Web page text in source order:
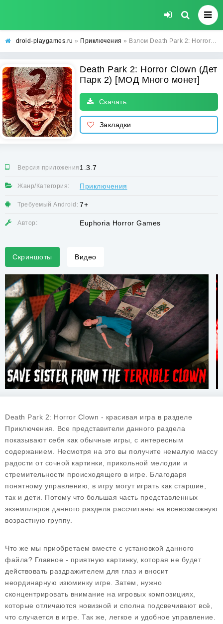
droid-playgames.ru » Приключения » Взлом Death Park 2: Horror Clown (Дет Парк 2) [МОД Много монет] - стабильная версия apk на Андроид
Death Park 2: Horror Clown (Дет
Парк 2) [МОД Много монет]
Скачать
Закладки
Версия приложения:1.3.7
Жанр/Категория: Приключения
Требуемый Android: 7+
Автор: Euphoria Horror Games
Скриншоты Видео
Death Park 2: Horror Clown - красивая игра в разделе
Приключения. Все представители данного раздела
показывают себя как обычные игры, с интересным
содержанием. Несмотря на это вы получите немалую массу
радости от сочной картинки, прикольной мелодии и
стремительности происходящего в игре. Благодаря
понятному управлению, в игру могут играть как старшие,
так и дети. Потому что большая часть представленных
экземпляров данного раздела рассчитаны на всевозможную
возрастную группу.
Что же мы приобретаем вместе с установкой данного
файла? Главное - приятную картинку, которая не будет
действовать раздражителем для глаз и вносит
неординарную изюминку игре. Затем, нужно
сконцентрировать внимание на игровых композициях,
которые отличаются новизной и сполна подсвечивают всё,
что случается в игре. Так же, легкое и удобное управление.